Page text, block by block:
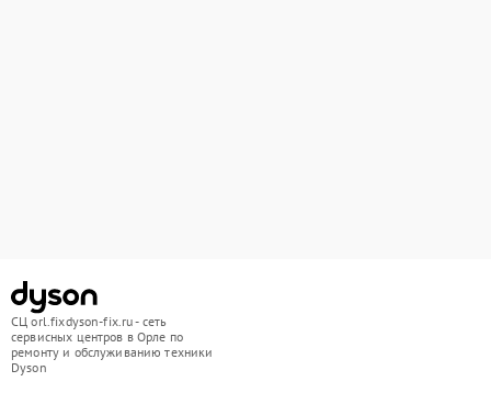
СЦ orl.fixdyson-fix.ru - сеть
сервисных центров в Орле по
ремонту и обслуживанию техники
Dyson